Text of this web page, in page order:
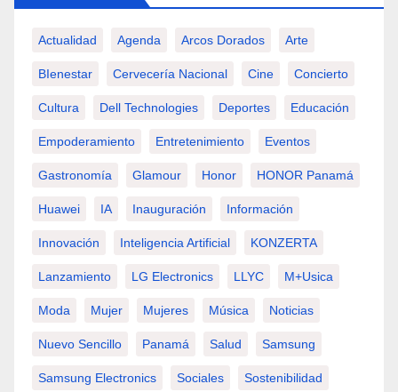
Actualidad Agenda Arcos Dorados Arte
BIenestar Cervecería Nacional Cine Concierto
Cultura Dell Technologies Deportes Educación
Empoderamiento Entretenimiento Eventos
Gastronomía Glamour Honor HONOR Panamá
Huawei IA Inauguración Información
Innovación Inteligencia Artificial KONZERTA
Lanzamiento LG Electronics LLYC M+usica
Moda Mujer Mujeres Música Noticias
Nuevo Sencillo Panamá Salud Samsung
Samsung Electronics Sociales Sostenibilidad